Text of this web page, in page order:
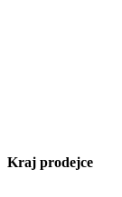
Kraj prodejce